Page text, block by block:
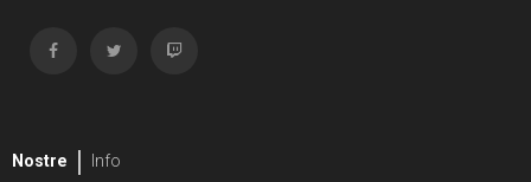
Nostre Info